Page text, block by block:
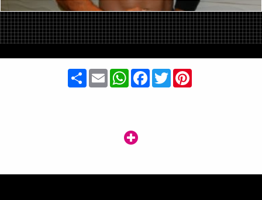
ShareEmailWhatsAppFacebook
Twitter